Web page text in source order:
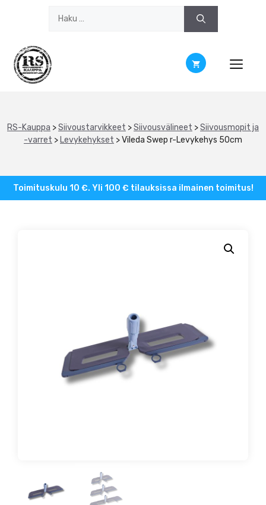
RS-Kauppa >Siivoustarvikkeet >Siivousvälineet >Siivousmopit ja
-varret > Levykehykset >Vileda Swep r-Levykehys 50cm
Toimituskulu 10 €. Yli 100 € tilauksissa ilmainen toimitus!